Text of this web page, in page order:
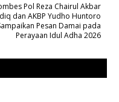
Pol Reza Chairul Akbar
dan AKBP Yudho Huntoro
Pesan Damai pada
Perayaan Idul Adha 2026